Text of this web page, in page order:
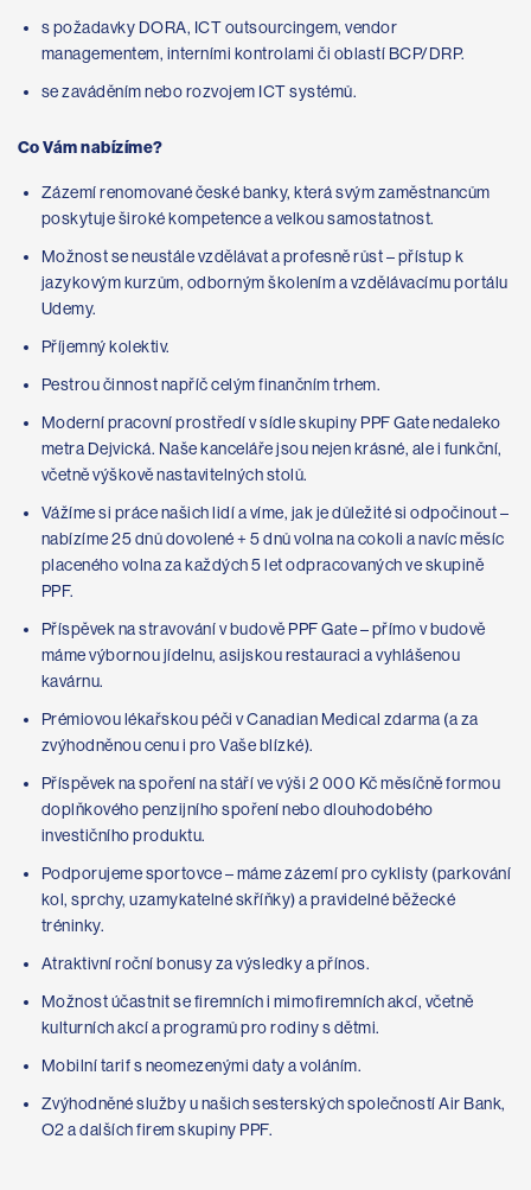
s požadavky DORA, ICT outsourcingem, vendor
managementem, interními kontrolami či oblastí BCP/DRP.
se zaváděním nebo rozvojem ICT systémů.
Co Vám nabízíme?
Zázemí renomované české banky, která svým zaměstnancům
poskytuje široké kompetence a velkou samostatnost.
Možnost se neustále vzdělávat a profesně růst – přístup k
jazykovým kurzům, odborným školením a vzdělávacímu portálu
Udemy.
Příjemný kolektiv.
Pestrou činnost napříč celým finančním trhem.
Moderní pracovní prostředí v sídle skupiny PPF Gate nedaleko
metra Dejvická. Naše kanceláře jsou nejen krásné, ale i funkční,
včetně výškově nastavitelných stolů.
Vážíme si práce našich lidí a víme, jak je důležité si odpočinout –
nabízíme 25 dnů dovolené + 5 dnů volna na cokoli a navíc měsíc
placeného volna za každých 5 let odpracovaných ve skupině
PPF.
Příspěvek na stravování v budově PPF Gate – přímo v budově
máme výbornou jídelnu, asijskou restauraci a vyhlášenou
kavárnu.
Prémiovou lékařskou péči v Canadian Medical zdarma (a za
zvýhodněnou cenu i pro Vaše blízké).
Příspěvek na spoření na stáří ve výši 2 000 Kč měsíčně formou
doplňkového penzijního spoření nebo dlouhodobého
investičního produktu.
Podporujeme sportovce – máme zázemí pro cyklisty (parkování
kol, sprchy, uzamykatelné skříňky) a pravidelné běžecké
tréninky.
Atraktivní roční bonusy za výsledky a přínos.
Možnost účastnit se firemních i mimofiremních akcí, včetně
kulturních akcí a programů pro rodiny s dětmi.
Mobilní tarif s neomezenými daty a voláním.
Zvýhodněné služby u našich sesterských společností Air Bank,
O2 a dalších firem skupiny PPF.